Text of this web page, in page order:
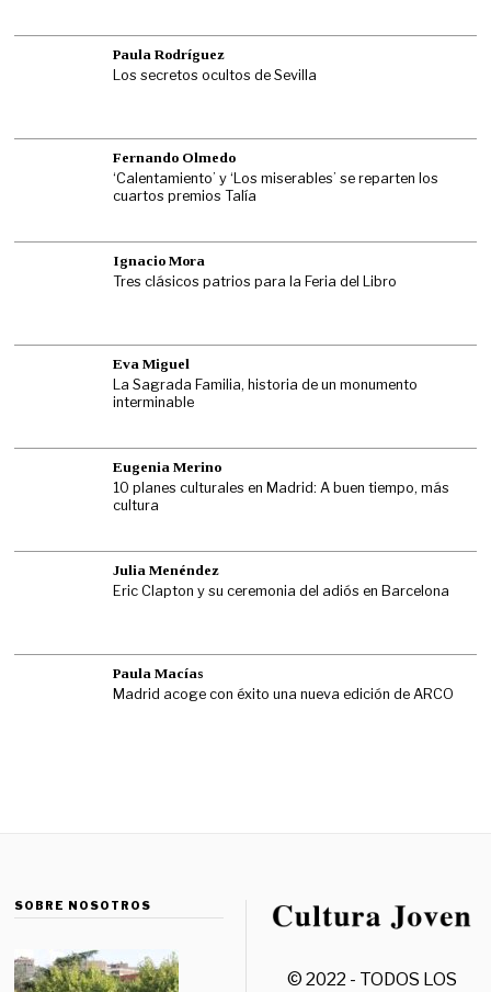
Paula Rodríguez
Los secretos ocultos de Sevilla
Fernando Olmedo
‘Calentamiento’ y ‘Los miserables’ se reparten los
cuartos premios Talía
Ignacio Mora
Tres clásicos patrios para la Feria del Libro
Eva Miguel
La Sagrada Familia, historia de un monumento
interminable
Eugenia Merino
10 planes culturales en Madrid: A buen tiempo, más
cultura
Julia Menéndez
Eric Clapton y su ceremonia del adiós en Barcelona
Paula Macías
Madrid acoge con éxito una nueva edición de ARCO
SOBRE NOSOTROS
© 2022 - TODOS LOS